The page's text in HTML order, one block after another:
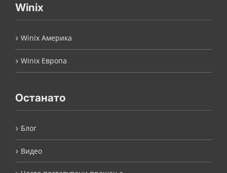
Winix
Winix Америка
Winix Европа
Останато
Блог
Видео